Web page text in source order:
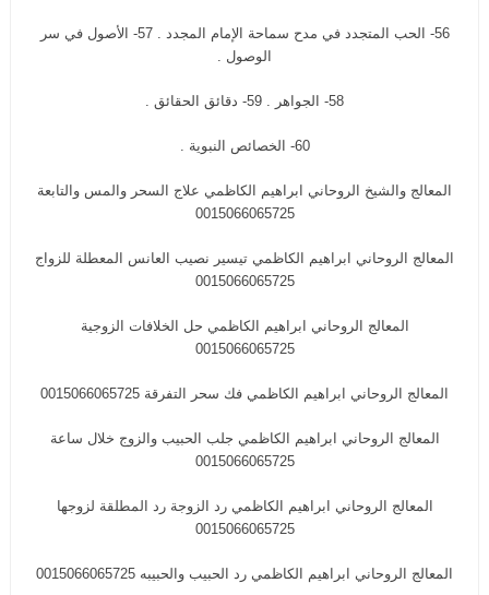
56- الحب المتجدد في مدح سماحة الإمام المجدد . 57- الأصول في سر
الوصول .
58- الجواهر . 59- دقائق الحقائق .
60- الخصائص النبوية .
المعالج والشيخ الروحاني ابراهيم الكاظمي علاج السحر والمس والتابعة
0015066065725
المعالج الروحاني ابراهيم الكاظمي تيسير نصيب العانس المعطلة للزواج
0015066065725
المعالج الروحاني ابراهيم الكاظمي حل الخلافات الزوجية
0015066065725
المعالج الروحاني ابراهيم الكاظمي فك سحر التفرقة 0015066065725
المعالج الروحاني ابراهيم الكاظمي جلب الحبيب والزوج خلال ساعة
0015066065725
المعالج الروحاني ابراهيم الكاظمي رد الزوجة رد المطلقة لزوجها
0015066065725
المعالج الروحاني ابراهيم الكاظمي رد الحبيب والحبيبه 0015066065725